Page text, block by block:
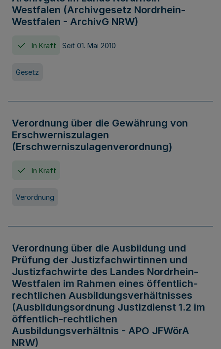
Westfalen (Archivgesetz Nordrhein-
Westfalen - ArchivG NRW)
In Kraft Seit 01. Mai 2010
Gesetz
Verordnung über die Gewährung von
Erschwerniszulagen
(Erschwerniszulagenverordnung)
In Kraft
Verordnung
Verordnung über die Ausbildung und
Prüfung der Justizfachwirtinnen und
Justizfachwirte des Landes Nordrhein-
Westfalen im Rahmen eines öffentlich-
rechtlichen Ausbildungsverhältnisses
(Ausbildungsordnung Justizdienst 1.2 im
öffentlich-rechtlichen
Ausbildungsverhältnis - APO JFWörA
NRW)